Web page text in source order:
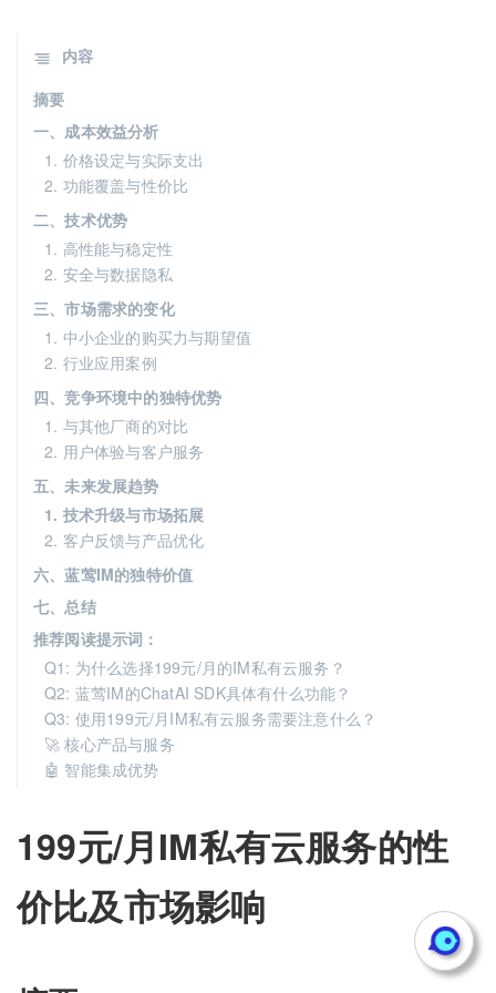
199元/月IM私有云服务的性
价比及市场影响
内容
摘要
一、成本效益分析
1. 价格设定与实际支出
2. 功能覆盖与性价比
二、技术优势
1. 高性能与稳定性
2. 安全与数据隐私
三、市场需求的变化
1. 中小企业的购买力与期望值
2. 行业应用案例
四、竞争环境中的独特优势
1. 与其他厂商的对比
2. 用户体验与客户服务
五、未来发展趋势
1. 技术升级与市场拓展
2. 客户反馈与产品优化
六、蓝莺IM的独特价值
七、总结
推荐阅读提示词：
Q1: 为什么选择199元/月的IM私有云服务？
Q2: 蓝莺IM的ChatAI SDK具体有什么功能？
Q3: 使用199元/月IM私有云服务需要注意什么？
🚀 核心产品与服务
🤖 智能集成优势